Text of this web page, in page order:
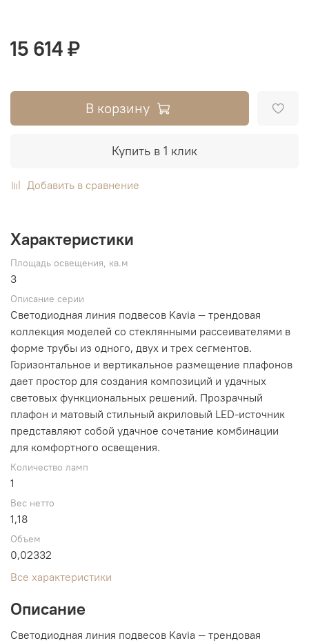
15 614 ₽
В корзину
Купить в 1 клик
Добавить в сравнение
Характеристики
Площадь освещения, кв.м
3
Описание серии
Светодиодная линия подвесов Kavia — трендовая
коллекция моделей со стеклянными рассеивателями в
форме трубы из одного, двух и трех сегментов.
Горизонтальное и вертикальное размещение плафонов
дает простор для создания композиций и удачных
световых функциональных решений. Прозрачный
плафон и матовый стильный акриловый LED-источник
представляют собой удачное сочетание комбинации
для комфортного освещения.
Количество ламп
1
Вес нетто
1,18
Объем
0,02332
Все характеристики
Описание
Светодиодная линия подвесов Kavia — трендовая